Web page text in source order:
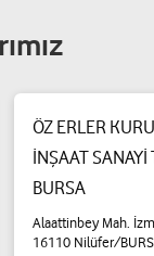
ÖZ ERLER
İNŞAAT
BURSA
Alaattinbey Mah.
16110 Nilüfer/